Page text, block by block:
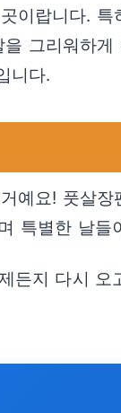
이랍니다.
그리워하
니다.
예요! 풋살
특별한 날들
든지 다시